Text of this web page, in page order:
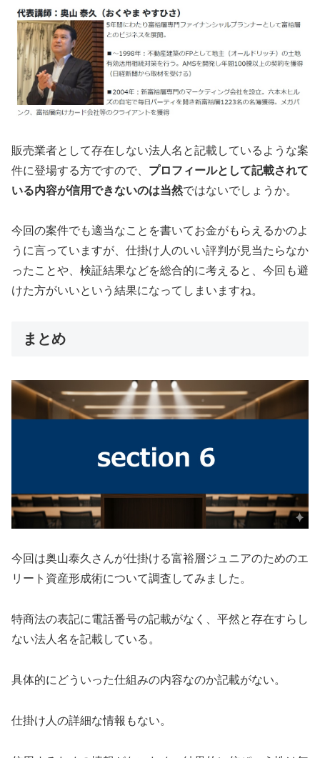
販売業者として存在しない法人名と記載しているような案
件に登場する方ですので、 プロフィールとして記載されて
いる内容が信用できないのは当然ではないでしょうか。
今回の案件でも適当なことを書いてお金がもらえるかのよ
うに言っていますが、仕掛け人のいい評判が見当たらなか
ったことや、検証結果などを総合的に考えると、今回も避
けた方がいいという結果になってしまいますね。
まとめ
今回は奥山泰久 さんが仕掛ける富裕層ジュニアのためのエ
リート資産形成術について調査してみました。
特商法の表記に電話番号の記載がなく、平然と存在すらし
ない法人名を記載している。
具体的にどういった仕組みの内容なのか記載がない。
仕掛け人の詳細な情報もない。